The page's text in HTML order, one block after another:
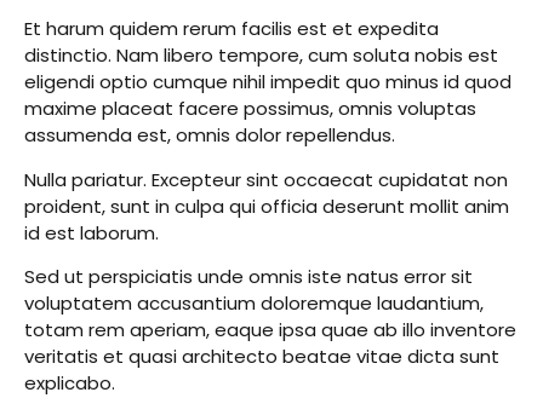
Et harum quidem rerum facilis est et expedita
distinctio. Nam libero tempore, cum soluta nobis est
eligendi optio cumque nihil impedit quo minus id quod
maxime placeat facere possimus, omnis voluptas
assumenda est, omnis dolor repellendus.
Nulla pariatur. Excepteur sint occaecat cupidatat non
proident, sunt in culpa qui officia deserunt mollit anim
id est laborum.
Sed ut perspiciatis unde omnis iste natus error sit
voluptatem accusantium doloremque laudantium,
totam rem aperiam, eaque ipsa quae ab illo inventore
veritatis et quasi architecto beatae vitae dicta sunt
explicabo.